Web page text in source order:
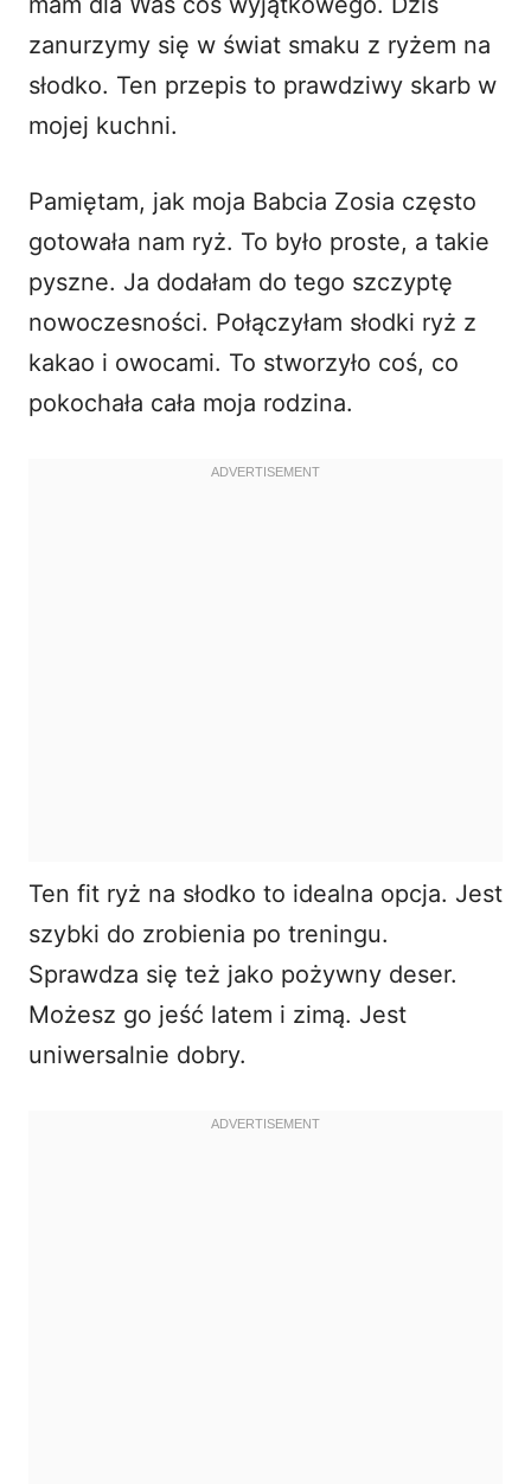
d
o
zanurzymy się w świat smaku z ryżem na
słodko. Ten przepis to prawdziwy skarb w
mojej kuchni.
Pamiętam, jak moja Babcia Zosia często
gotowała nam ryż. To było proste, a takie
pyszne. Ja dodałam do tego szczyptę
nowoczesności. Połączyłam słodki ryż z
kakao i owocami. To stworzyło coś, co
pokochała cała moja rodzina.
Ten fit ryż na słodko to idealna opcja. Jest
szybki do zrobienia po treningu.
Sprawdza się też jako pożywny deser.
Możesz go jeść latem i zimą. Jest
uniwersalnie dobry.